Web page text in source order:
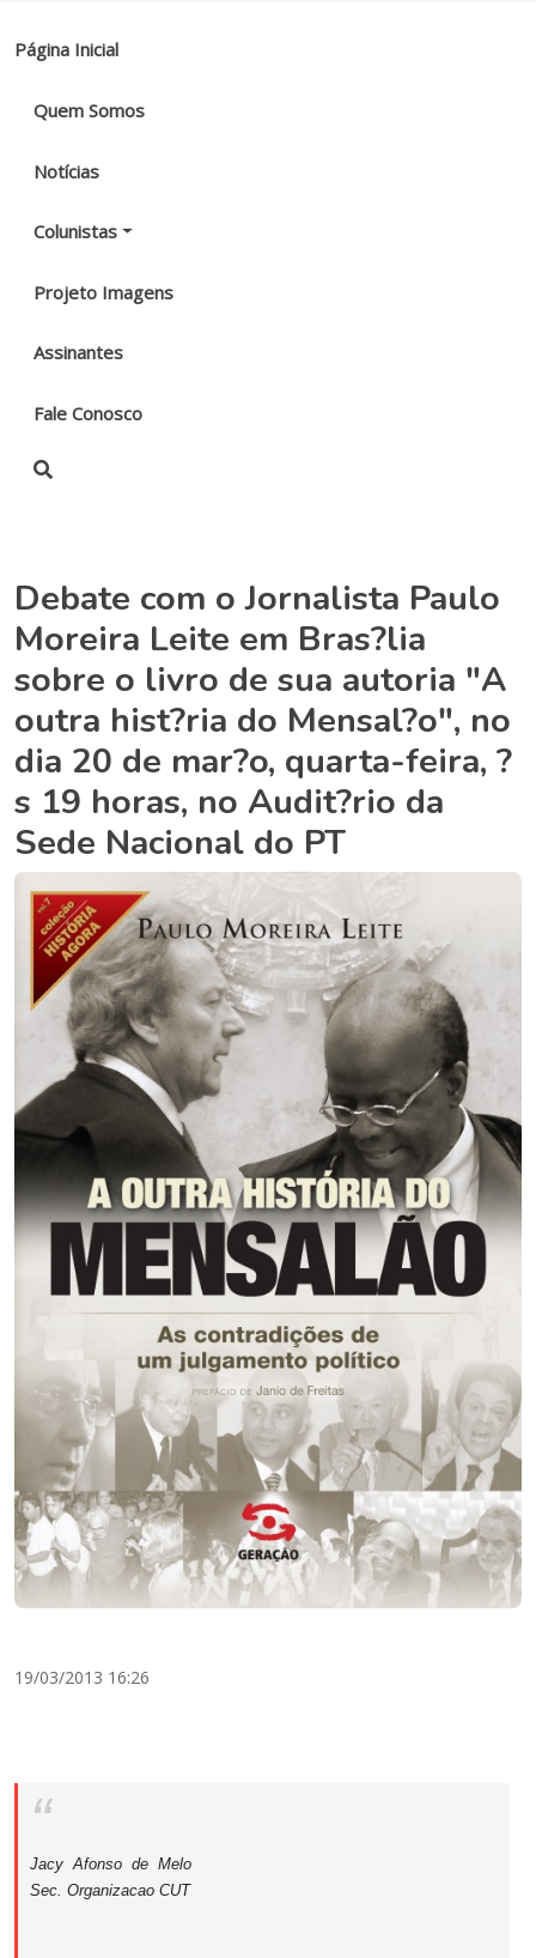
Página Inicial
Quem Somos
Notícias
Colunistas
Projeto Imagens
Assinantes
Fale Conosco
Debate com o Jornalista Paulo
Moreira Leite em Bras?lia
sobre o livro de sua autoria "A
outra hist?ria do Mensal?o", no
dia 20 de mar?o, quarta-feira, ?
s 19 horas, no Audit?rio da
Sede Nacional do PT
19/03/2013 16:26
Jacy Afonso de Melo
Sec. Organizacao CUT